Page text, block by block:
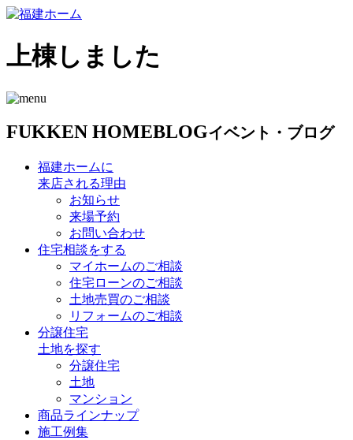
上棟しました
FUKKEN HOMEBLOGイベント・ブログ
福建ホームに
来店される理由
お知らせ
来場予約
お問い合わせ
住宅相談をする
マイホームのご相談
住宅ローンのご相談
土地売買のご相談
リフォームのご相談
分譲住宅
土地を探す
分譲住宅
土地
マンション
商品ラインナップ
施工例集